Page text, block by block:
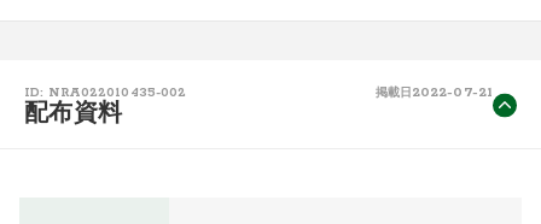
ID: NRA022010435-002 掲載日 2022-07-21
配布資料